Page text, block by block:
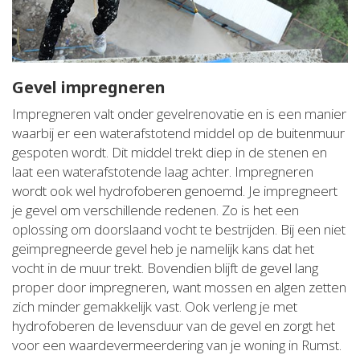
Gevel impregneren
Impregneren valt onder gevelrenovatie en is een manier
waarbij er een waterafstotend middel op de buitenmuur
gespoten wordt. Dit middel trekt diep in de stenen en
laat een waterafstotende laag achter. Impregneren
wordt ook wel hydrofoberen genoemd. Je impregneert
je gevel om verschillende redenen. Zo is het een
oplossing om doorslaand vocht te bestrijden. Bij een niet
geïmpregneerde gevel heb je namelijk kans dat het
vocht in de muur trekt. Bovendien blijft de gevel lang
proper door impregneren, want mossen en algen zetten
zich minder gemakkelijk vast. Ook verleng je met
hydrofoberen de levensduur van de gevel en zorgt het
voor een waardevermeerdering van je woning in Rumst.